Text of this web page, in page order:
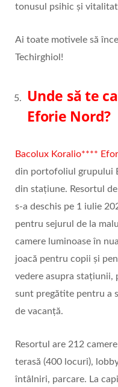
tonusul psihic și
Ai toate motivele să
Techirghiol!
Unde să te
Eforie Nord?
Bacolux Koralio****
din portofoliul grupului
din stațiune. Resortul
s-a deschis pe 1 iulie
pentru sejurul de la
camere luminoase în
joacă pentru copii și
vedere asupra stațiunii,
sunt pregătite pentru a
de vacanță.
Resortul are 212
terasă (400 locuri),
întâlniri, parcare. La